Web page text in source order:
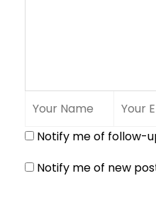
Notify me of follow-
Notify me of new